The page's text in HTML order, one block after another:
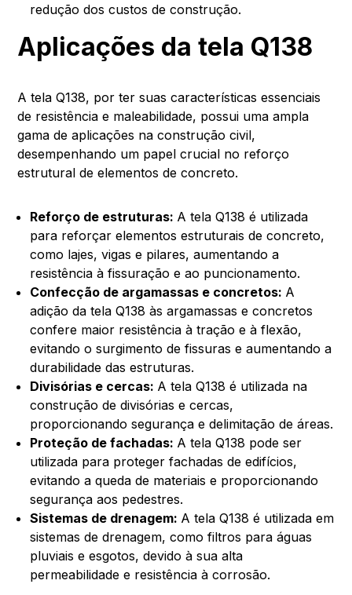
redução dos custos de construção.
Aplicações da tela Q138
A tela Q138, por ter suas características essenciais
de resistência e maleabilidade, possui uma ampla
gama de aplicações na construção civil,
desempenhando um papel crucial no reforço
estrutural de elementos de concreto.
Reforço de estruturas: A tela Q138 é utilizada
para reforçar elementos estruturais de concreto,
como lajes, vigas e pilares, aumentando a
resistência à fissuração e ao puncionamento.
Confecção de argamassas e concretos: A
adição da tela Q138 às argamassas e concretos
confere maior resistência à tração e à flexão,
evitando o surgimento de fissuras e aumentando a
durabilidade das estruturas.
Divisórias e cercas: A tela Q138 é utilizada na
construção de divisórias e cercas,
proporcionando segurança e delimitação de áreas.
Proteção de fachadas: A tela Q138 pode ser
utilizada para proteger fachadas de edifícios,
evitando a queda de materiais e proporcionando
segurança aos pedestres.
Sistemas de drenagem: A tela Q138 é utilizada em
sistemas de drenagem, como filtros para águas
pluviais e esgotos, devido à sua alta
permeabilidade e resistência à corrosão.